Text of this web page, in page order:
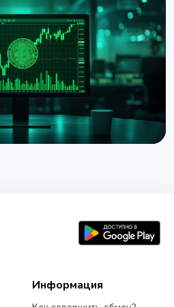
$8,22 млрд во втором
Bitcoin
Информация